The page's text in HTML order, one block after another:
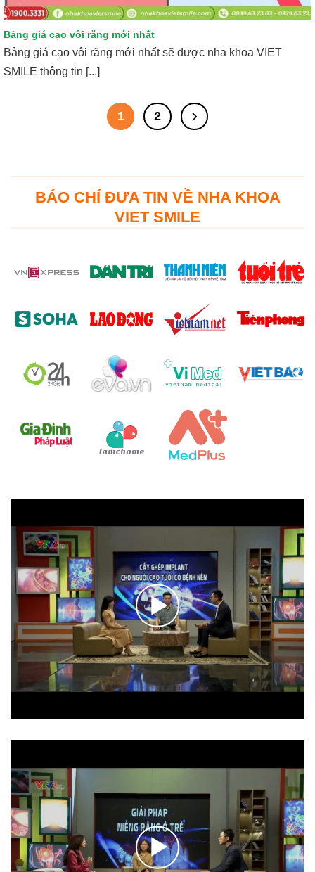
Bảng giá cạo vôi răng mới nhất
Bảng giá cạo vôi răng mới nhất sẽ được nha khoa VIET
SMILE thông tin [...]
1 2
BÁO CHÍ ĐƯA TIN VỀ NHA KHOA
VIET SMILE